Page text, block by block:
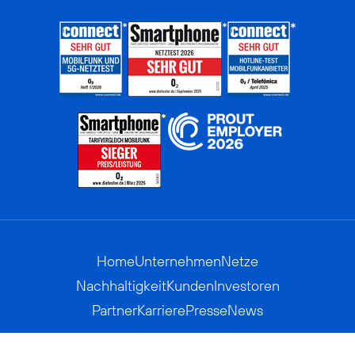
HomeUnternehmenNetze
NachhaltigkeitKundenInvestoren
PartnerKarrierePresseNews